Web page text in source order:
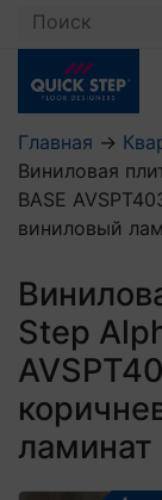
Ламинат с
Ламинат 32 класс
Посмотреть
LOC FLOOR PLUS
LOC FLOOR
Посмотреть
Кварцвиниловая
Клеевая
Виниловый
Кварцвинил SPC
Посмотреть
Плинтус
Профили для
Подложка
Пороги
Аксессуары для
Аксессуары для
Посмотреть
Главная →
Виниловая
BASE
виниловый
Step
ламинат